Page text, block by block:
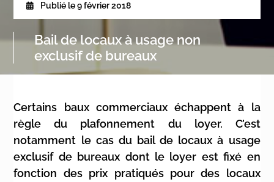
Publié le 9 février 2018
Bail de locaux à usage non
exclusif de bureaux
Certains baux commerciaux échappent à la
règle du plafonnement du loyer. C’est
notamment le cas du bail de locaux à usage
exclusif de bureaux dont le loyer est fixé en
fonction des prix pratiqués pour des locaux